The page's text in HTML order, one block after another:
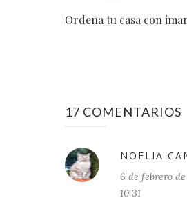
Ordena tu casa con
17 COMENTARIOS
NOELIA
6 de febrero de
10:31